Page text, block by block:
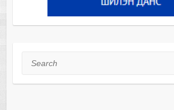
Search